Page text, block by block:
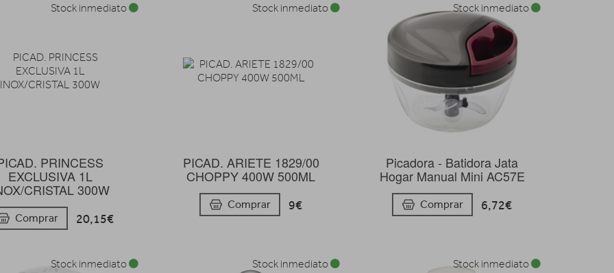
PRINCESS
EXCLUSIVA 1L
CRISTAL 300W
Comprar 20,15€
Stock inmediato
PICAD. ARIETE 1829/00
CHOPPY 400W 500ML
Comprar 9€
Stock inmediato
Picadora - Batidora Jata
Hogar Manual Mini AC57E
Comprar 6,72€
Stock inmediato
Stock inmediato Stock inmediato Stock inmediato